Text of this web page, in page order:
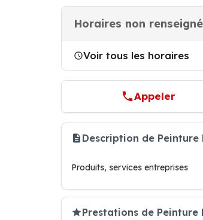
Horaires non
Voir tous les horaires
Appeler
Description de Peinture
Produits, services entreprises
Prestations de Peinture